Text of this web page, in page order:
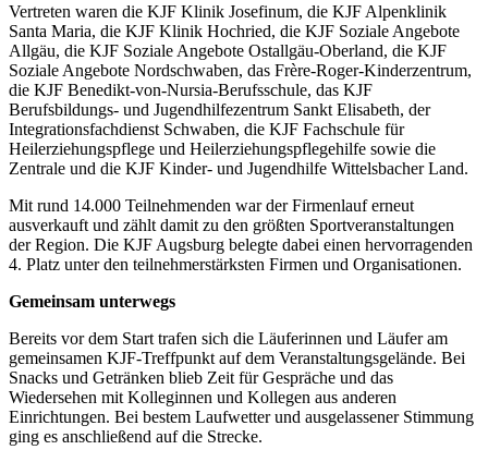
Vertreten waren die KJF Klinik Josefinum, die KJF Alpenklinik
Santa Maria, die KJF Klinik Hochried, die KJF Soziale Angebote
Allgäu, die KJF Soziale Angebote Ostallgäu-Oberland, die KJF
Soziale Angebote Nordschwaben, das Frère-Roger-Kinderzentrum,
die KJF Benedikt-von-Nursia-Berufsschule, das KJF
Berufsbildungs- und Jugendhilfezentrum Sankt Elisabeth, der
Integrationsfachdienst Schwaben, die KJF Fachschule für
Heilerziehungspflege und Heilerziehungspflegehilfe sowie die
Zentrale und die KJF Kinder- und Jugendhilfe Wittelsbacher Land.
Mit rund 14.000 Teilnehmenden war der Firmenlauf erneut
ausverkauft und zählt damit zu den größten Sportveranstaltungen
der Region. Die KJF Augsburg belegte dabei einen hervorragenden
4. Platz unter den teilnehmerstärksten Firmen und Organisationen.
Gemeinsam unterwegs
Bereits vor dem Start trafen sich die Läuferinnen und Läufer am
gemeinsamen KJF-Treffpunkt auf dem Veranstaltungsgelände. Bei
Snacks und Getränken blieb Zeit für Gespräche und das
Wiedersehen mit Kolleginnen und Kollegen aus anderen
Einrichtungen. Bei bestem Laufwetter und ausgelassener Stimmung
ging es anschließend auf die Strecke.